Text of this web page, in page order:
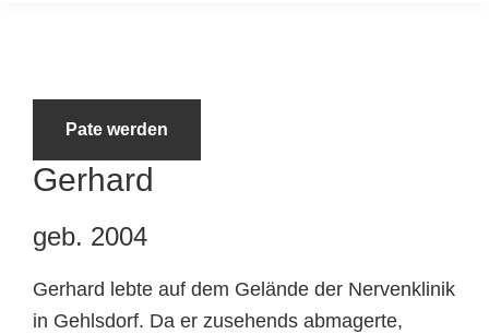
Pate werden
Gerhard
geb. 2004
Gerhard lebte auf dem Gelände der Nervenklinik
in Gehlsdorf. Da er zusehends abmagerte,